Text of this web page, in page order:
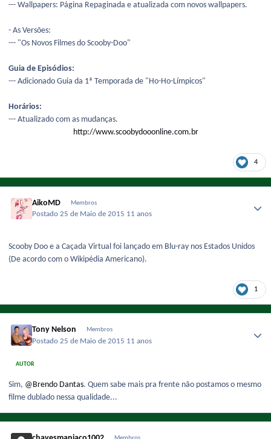
--- Wallpapers: Página Repaginada e atualizada com novos wallpapers.
- As Versões:
--- "Os Novos Filmes do Scooby-Doo"
Guia de Episódios:
--- Adicionado Guia da 1ª Temporada de "Ho-Ho-Límpicos"
Horários:
--- Atualizado com as mudanças.
http://www.scoobydooonline.com.br
4
AikoMD Membros
Postado25 de Maio de 2015 11 anos
Scooby Doo e a Caçada Virtual foi lançado em Blu-ray nos Estados Unidos
(De acordo com o Wikipédia Americano).
1
Tony Nelson Membros
Postado25 de Maio de 2015 11 anos
AUTOR
Sim, @Brendo Dantas. Quem sabe mais pra frente não postamos o mesmo
filme dublado nessa qualidade...